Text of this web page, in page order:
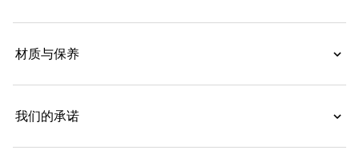
材质与保养
我们的承诺